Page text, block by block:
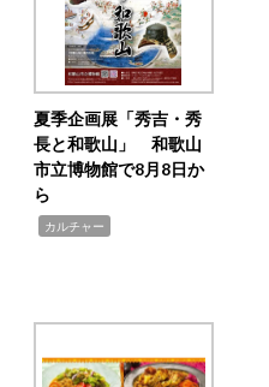
夏季企画展「秀吉・秀
長と和歌山」 和歌山
市立博物館で8月8日か
ら
カルチャー